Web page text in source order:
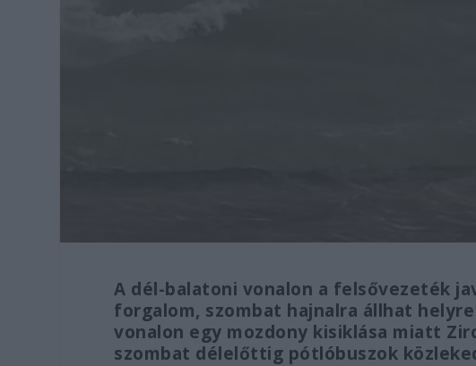
A dél-balatoni vonalon a felsővezeték
forgalom, szombat hajnalra állhat
vonalon egy mozdony kisiklása miatt
szombat délelőttig pótlóbuszok